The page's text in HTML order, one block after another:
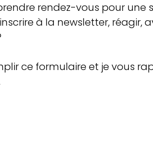
rendez-vous pour une
à la newsletter, réagir,
ce formulaire et je vous